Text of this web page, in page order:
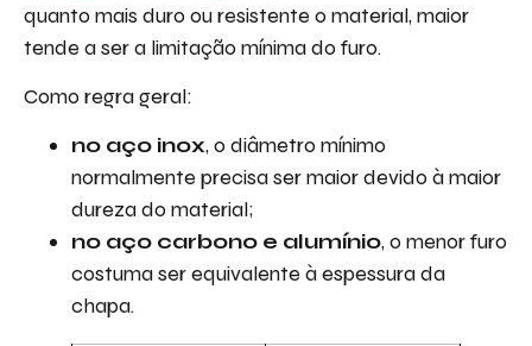
quanto mais duro ou resistente o material, maior
tende a ser a limitação mínima do furo.
Como regra geral:
no aço inox, o diâmetro mínimo
normalmente precisa ser maior devido à maior
dureza do material;
no aço carbono e alumínio, o menor furo
costuma ser equivalente à espessura da
chapa.